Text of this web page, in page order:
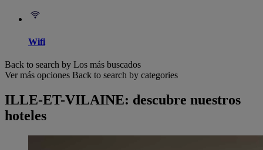
Wifi
Back to search by Los más buscados
Ver más opciones Back to search by categories
ILLE-ET-VILAINE: descubre nuestros
hoteles